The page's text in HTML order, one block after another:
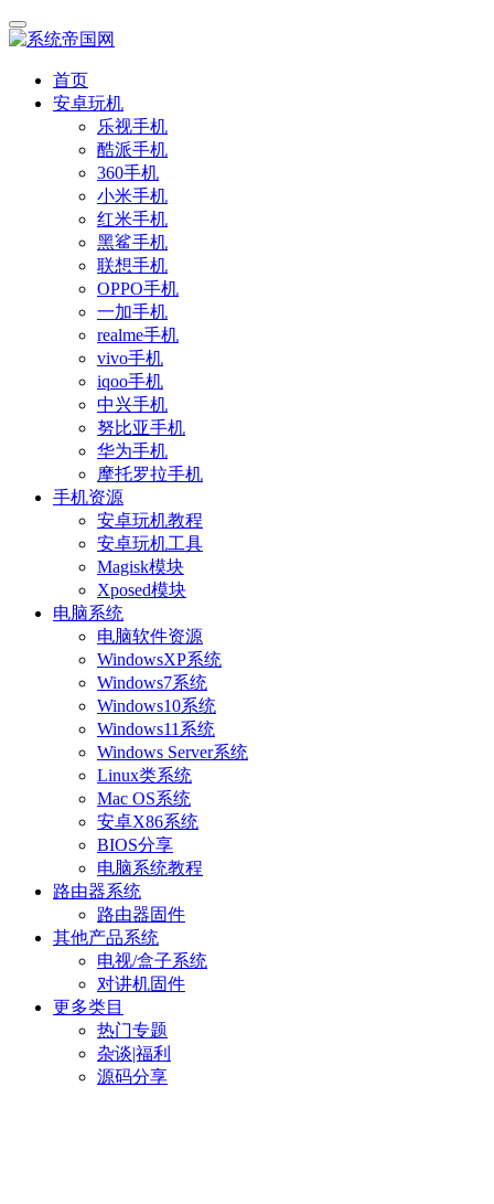
首页
安卓玩机
乐视手机
酷派手机
360手机
小米手机
红米手机
黑鲨手机
联想手机
OPPO手机
一加手机
realme手机
vivo手机
iqoo手机
中兴手机
努比亚手机
华为手机
摩托罗拉手机
手机资源
安卓玩机教程
安卓玩机工具
Magisk模块
Xposed模块
电脑系统
电脑软件资源
WindowsXP系统
Windows7系统
Windows10系统
Windows11系统
Windows Server系统
Linux类系统
Mac OS系统
安卓X86系统
BIOS分享
电脑系统教程
路由器系统
路由器固件
其他产品系统
电视/盒子系统
对讲机固件
更多类目
热门专题
杂谈|福利
源码分享